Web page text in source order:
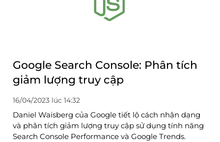
Google Search Console: Phân tích
giảm lượng truy cập
16/04/2023 lúc 14:32
Daniel Waisberg của Google tiết lộ cách nhận dạng
và phân tích giảm lượng truy cập sử dụng tính năng
Search Console Performance và Google Trends.